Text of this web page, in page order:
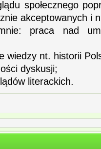
społecznego
akceptowanych i
praca nad
wiedzy nt. historii
dyskusji;
literackich.